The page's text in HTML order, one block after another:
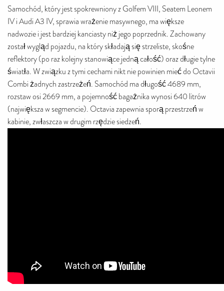
Samochód, który jest spokrewniony z Golfem VIII, Seatem Leonem
IV i Audi A3 IV, sprawia wrażenie masywnego, ma większe
nadwozie i jest bardziej kanciasty niż jego poprzednik. Zachowany
został wygląd pojazdu, na który składają się strzeliste, skośne
reflektory (po raz kolejny stanowiące jedną całość) oraz długie tylne
światła. W związku z tymi cechami nikt nie powinien mieć do Octavii
Combi żadnych zastrzeżeń. Samochód ma długość 4689 mm,
rozstaw osi 2669 mm, a pojemność bagażnika wynosi 640 litrów
(największa w segmencie). Octavia zapewnia sporą przestrzeń w
kabinie, zwłaszcza w drugim rzędzie siedzeń.